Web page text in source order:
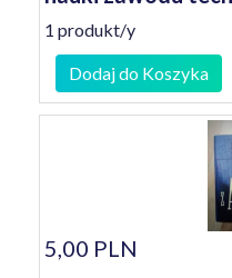
1 produkt/y
Dodaj do Koszyka
5,00 PLN